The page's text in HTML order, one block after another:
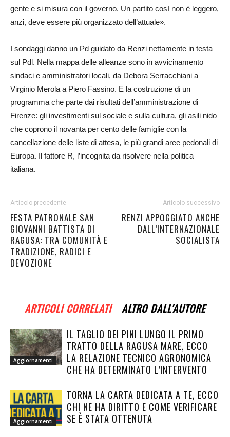
gente e si misura con il governo. Un partito così non è leggero,
anzi, deve essere più organizzato dell’attuale».
I sondaggi danno un Pd guidato da Renzi nettamente in testa
sul Pdl. Nella mappa delle alleanze sono in avvicinamento
sindaci e amministratori locali, da Debora Serracchiani a
Virginio Merola a Piero Fassino. E la costruzione di un
programma che parte dai risultati dell’amministrazione di
Firenze: gli investimenti sul sociale e sulla cultura, gli asili nido
che coprono il novanta per cento delle famiglie con la
cancellazione delle liste di attesa, le più grandi aree pedonali di
Europa. Il fattore R, l’incognita da risolvere nella politica
italiana.
Articolo precedente
FESTA PATRONALE SAN
GIOVANNI BATTISTA DI
RAGUSA: TRA COMUNITÀ E
TRADIZIONE, RADICI E
DEVOZIONE
Articolo successivo
RENZI APPOGGIATO ANCHE
DALL’INTERNAZIONALE
SOCIALISTA
ARTICOLI CORRELATI ALTRO DALL'AUTORE
Aggiornamenti
IL TAGLIO DEI PINI LUNGO IL PRIMO
TRATTO DELLA RAGUSA MARE, ECCO
LA RELAZIONE TECNICO AGRONOMICA
CHE HA DETERMINATO L’INTERVENTO
Aggiornamenti
TORNA LA CARTA DEDICATA A TE, ECCO
CHI NE HA DIRITTO E COME VERIFICARE
SE È STATA OTTENUTA